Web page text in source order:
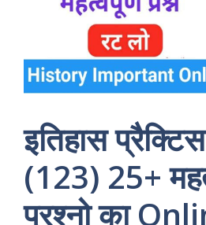
इतिहास
(123) 25+
प्रश्नो का